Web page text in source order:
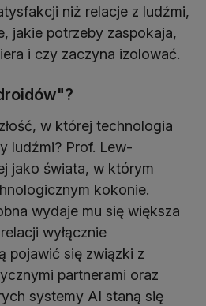
niż relacje z ludźmi,
jakie potrzeby zaspokaja,
i czy zaczyna izolować.
w której technologia
ludźmi? Prof. Lew-
jako świata, w którym
kokonie.
wydaje mu się większa
wyłącznie
pojawić się związki z
partnerami oraz
systemy AI staną się